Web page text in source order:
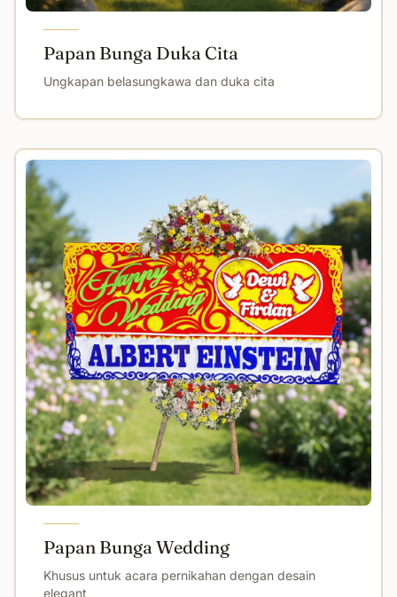
Papan Bunga Duka Cita
Ungkapan belasungkawa dan duka cita
Papan Bunga Wedding
Khusus untuk acara pernikahan dengan desain
elegant